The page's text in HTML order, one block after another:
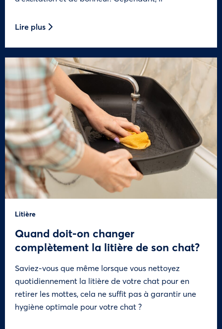
Lire plus
Litière
Quand doit-on changer
complètement la litière de son chat?
Saviez-vous que même lorsque vous nettoyez
quotidiennement la litière de votre chat pour en
retirer les mottes, cela ne suffit pas à garantir une
hygiène optimale pour votre chat ?